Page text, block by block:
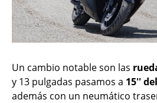
Un cambio notable son las
y 13 pulgadas pasamos a 15''
además con un neumático